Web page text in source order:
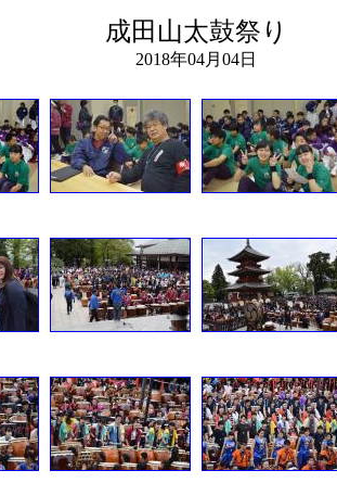
成田山太鼓祭り
2018年04月04日